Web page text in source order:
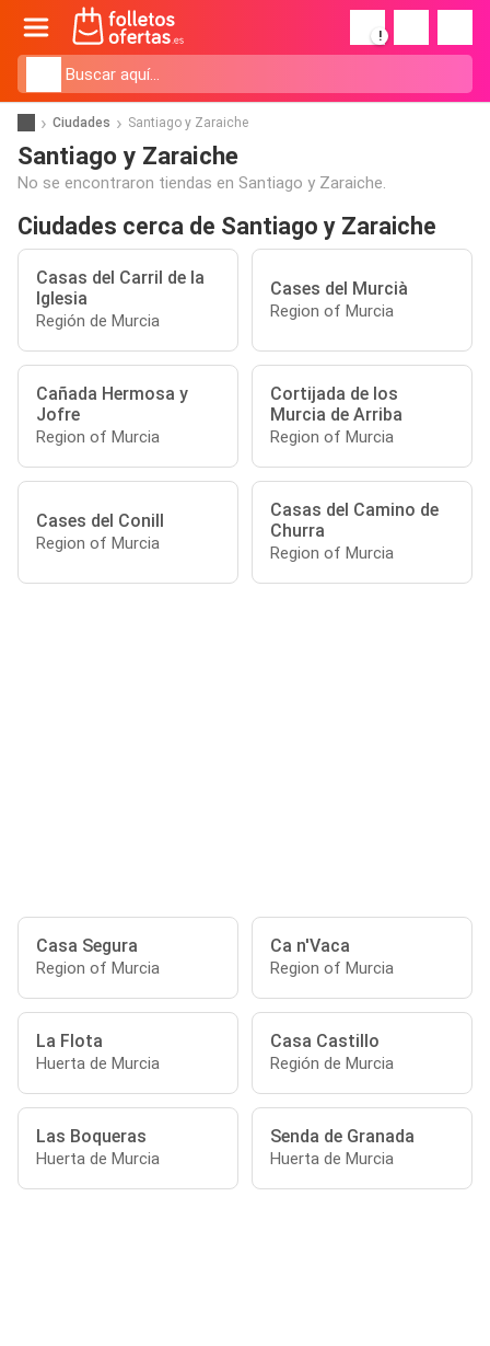
!
Ciudades Santiago y Zaraiche
Santiago y Zaraiche
No se encontraron tiendas en Santiago y Zaraiche.
Ciudades cerca de Santiago y Zaraiche
Casas del Carril de la
Iglesia
Región de Murcia
Cases del Murcià
Region of Murcia
Cañada Hermosa y
Jofre
Region of Murcia
Cortijada de los
Murcia de Arriba
Region of Murcia
Cases del Conill
Region of Murcia
Casas del Camino de
Churra
Region of Murcia
Casa Segura
Region of Murcia
Ca n'Vaca
Region of Murcia
La Flota
Huerta de Murcia
Casa Castillo
Región de Murcia
Las Boqueras
Huerta de Murcia
Senda de Granada
Huerta de Murcia